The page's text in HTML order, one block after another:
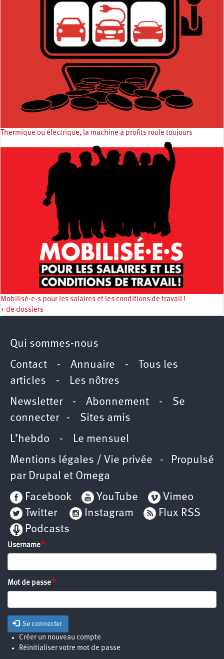
Thermique ou électrique, la machine à profits roule toujours
Mobilisé·e·s pour les salaires et les conditions de travail !
+ de dossiers
Qui sommes-nous
Contact - Annuaire -
Tous les
articles - Les nôtres
Newsletter- Abonnement - Se
connecter- Sites amis
L’hebdo - Le mensuel
Mentions légales / Vie privée - Propulsé
par Drupal et Omega
Facebook
YouTube
Vimeo
Twitter
Instagram
Flux RSS
Podcasts
Username
Mot de passe
Se connecter
Créer un nouveau compte
Réinitialiser votre mot de passe